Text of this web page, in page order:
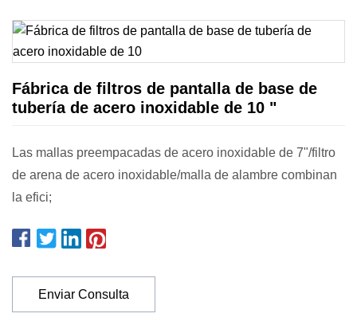
Fábrica de filtros de pantalla de base de
tubería de acero inoxidable de 10 "
Las mallas preempacadas de acero inoxidable de 7"/filtro
de arena de acero inoxidable/malla de alambre combinan
la efici;
Enviar Consulta